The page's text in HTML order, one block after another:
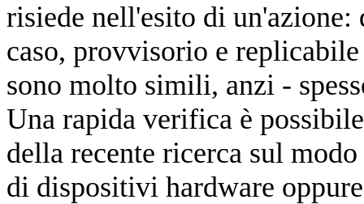
risiede nell'esito di
caso, provvisorio e
sono molto simili, anzi -
Una rapida verifica è
della recente ricerca sul
di dispositivi hardware